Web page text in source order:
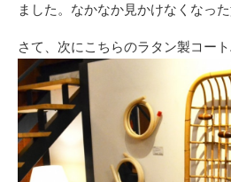
ました。なかなか見かけなくなった
さて、次にこちらのラタン製コー